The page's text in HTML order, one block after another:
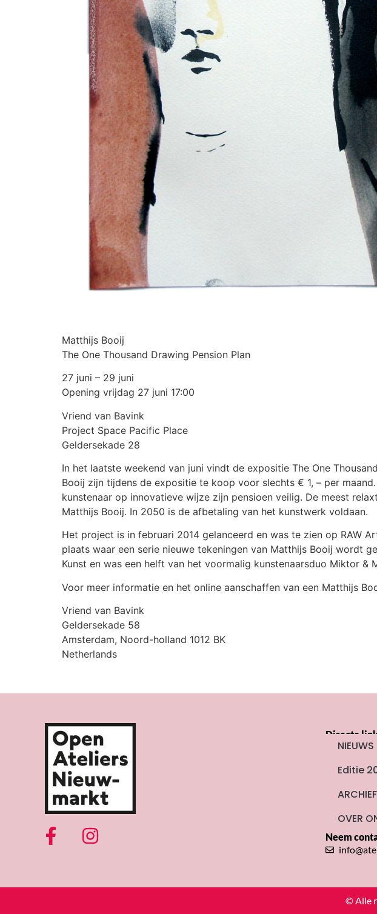
Matthijs Booij
The One Thousand Drawing Pension Plan
27 juni – 29 juni
Opening vrijdag 27 juni 17:00
Vriend van Bavink
Project Space Pacific Place
Geldersekade 28
In het laatste weekend van juni vindt de expositie The One
Booij zijn tijdens de expositie te koop voor slechts € 1, – per
kunstenaar op innovatieve wijze zijn pensioen veilig. De meest
Matthijs Booij. In 2050 is de afbetaling van het kunstwerk voldaan.
Het project is in februari 2014 gelanceerd en was te zien op RAW
plaats waar een serie nieuwe tekeningen van Matthijs Booij wordt
Kunst en was een helft van het voormalig kunstenaarsduo Miktor &
Voor meer informatie en het online aanschaffen van een Matthijs
Vriend van Bavink
Geldersekade 58
Amsterdam, Noord-holland 1012 BK
Netherlands
Directe
NIEUWS
Editie
ARCHIEF
OVER
Neem
© Alle